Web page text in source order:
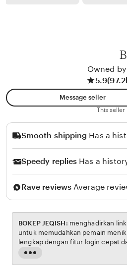
l
o
Owned by
5.9
Message seller
This seller
Smooth shipping Has a
Speedy replies Has a
Rave reviews Average
Read
the
BOKEP JEQISH:
untuk memudahkan pemain menikmati permainan BOKEP dengan aman dan
lengkap dengan fitur login cepat dan navigasi yang ramah pengguna. Setiap transaksi
dijamin aman, sementara update hasil dan informasi permainan selalu tersedia secara real-